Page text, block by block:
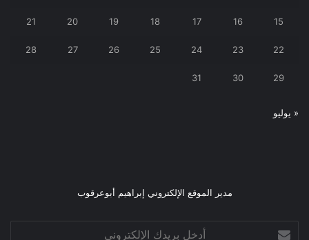
15
16
17
18
19
20
21
22
23
24
25
26
27
28
29
30
31
« يوليو
مدير الموقع الإلكتروني إبراهيم أبوعرقوب